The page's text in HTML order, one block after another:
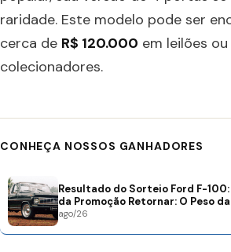
raridade. Este modelo pode ser
cerca de R$ 120.000 em leilões
colecionadores.
CONHEÇA NOSSOS GANHADORES
Resultado do Sorteio Ford F-
da Promoção Retornar: O Peso
ago/26